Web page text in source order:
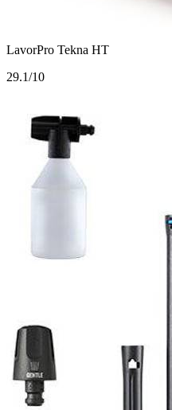
LavorPro Tekna HT
29.1/10